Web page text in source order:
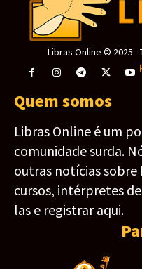
Libras Online © 2025
Quem somos
Libras Online é um
comunidade surda.
outras notícias sobre
cursos, intérpretes
las e registrar aqui.